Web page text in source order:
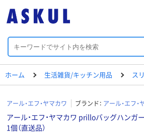
ホーム 生活雑貨/キッチン用品 ス
アール・エフ・ヤマカワ ブランド： アール・エフ・
アール・エフ・ヤマカワ prilloバッグハンガ
1個（直送品）